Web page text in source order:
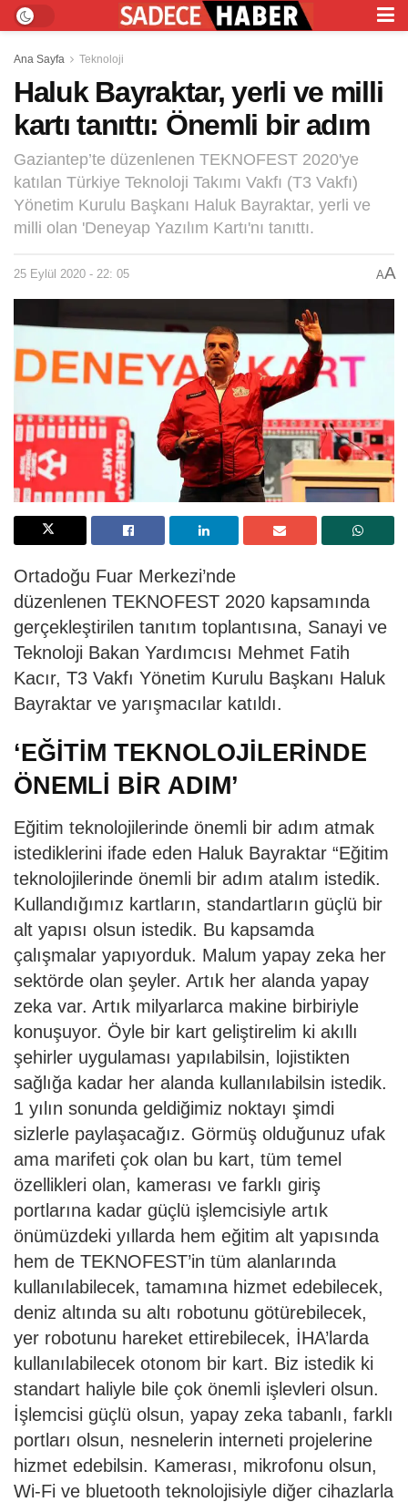
Ana Sayfa Teknoloji
Haluk Bayraktar, yerli ve milli
kartı tanıttı: Önemli bir adım
Gaziantep’te düzenlenen TEKNOFEST 2020'ye
katılan Türkiye Teknoloji Takımı Vakfı (T3 Vakfı)
Yönetim Kurulu Başkanı Haluk Bayraktar, yerli ve
milli olan 'Deneyap Yazılım Kartı'nı tanıttı.
25 Eylül 2020 - 22: 05 AA
Ortadoğu Fuar Merkezi’nde
düzenlenen TEKNOFEST 2020 kapsamında
gerçekleştirilen tanıtım toplantısına, Sanayi ve
Teknoloji Bakan Yardımcısı Mehmet Fatih
Kacır, T3 Vakfı Yönetim Kurulu Başkanı Haluk
Bayraktar ve yarışmacılar katıldı.
‘EĞİTİM TEKNOLOJİLERİNDE
ÖNEMLİ BİR ADIM’
Eğitim teknolojilerinde önemli bir adım atmak
istediklerini ifade eden Haluk Bayraktar “Eğitim
teknolojilerinde önemli bir adım atalım istedik.
Kullandığımız kartların, standartların güçlü bir
alt yapısı olsun istedik. Bu kapsamda
çalışmalar yapıyorduk. Malum yapay zeka her
sektörde olan şeyler. Artık her alanda yapay
zeka var. Artık milyarlarca makine birbiriyle
konuşuyor. Öyle bir kart geliştirelim ki akıllı
şehirler uygulaması yapılabilsin, lojistikten
sağlığa kadar her alanda kullanılabilsin istedik.
1 yılın sonunda geldiğimiz noktayı şimdi
sizlerle paylaşacağız. Görmüş olduğunuz ufak
ama marifeti çok olan bu kart, tüm temel
özellikleri olan, kamerası ve farklı giriş
portlarına kadar güçlü işlemcisiyle artık
önümüzdeki yıllarda hem eğitim alt yapısında
hem de TEKNOFEST’in tüm alanlarında
kullanılabilecek, tamamına hizmet edebilecek,
deniz altında su altı robotunu götürebilecek,
yer robotunu hareket ettirebilecek, İHA’larda
kullanılabilecek otonom bir kart. Biz istedik ki
standart haliyle bile çok önemli işlevleri olsun.
İşlemcisi güçlü olsun, yapay zeka tabanlı, farklı
portları olsun, nesnelerin interneti projelerine
hizmet edebilsin. Kamerası, mikrofonu olsun,
Wi-Fi ve bluetooth teknolojisiyle diğer cihazlarla